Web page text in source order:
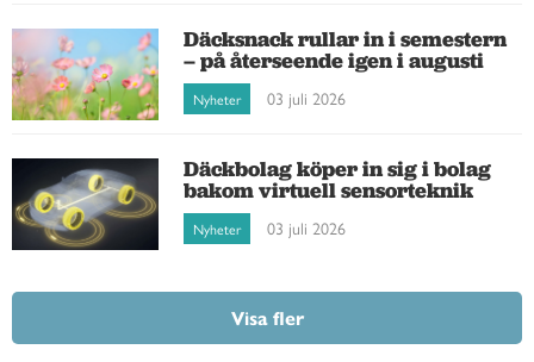
Däcksnack rullar in i semestern
– på återseende igen i augusti
Nyheter 03 juli 2026
Däckbolag köper in sig i bolag
bakom virtuell sensorteknik
Nyheter 03 juli 2026
Visa fler